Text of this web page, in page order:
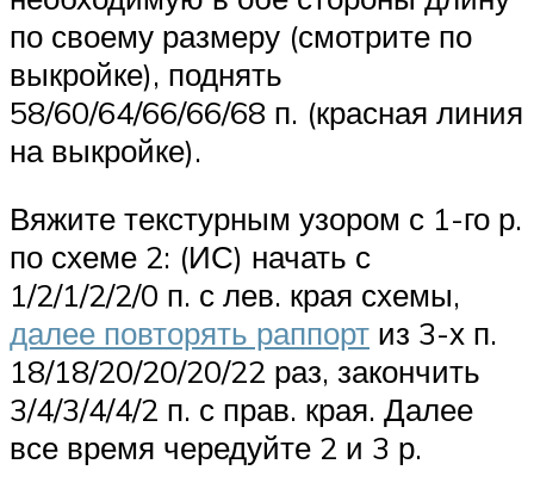
по своему размеру (смотрите по
выкройке), поднять
58/60/64/66/66/68 п. (красная линия
на выкройке).
Вяжите текстурным узором с 1-го р.
по схеме 2: (ИС) начать с
1/2/1/2/2/0 п. с лев. края схемы,
далее повторять раппорт из 3-х п.
18/18/20/20/20/22 раз, закончить
3/4/3/4/4/2 п. с прав. края. Далее
все время чередуйте 2 и 3 р.